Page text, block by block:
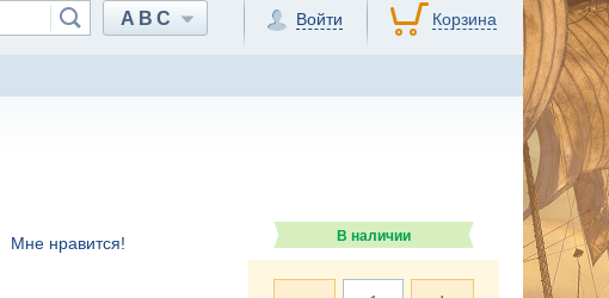
ABC Войти Корзина
Мне нравится! В наличии